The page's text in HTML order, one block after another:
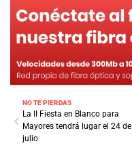
NO TE PIERDAS
La II Fiesta en Blanco para
Mayores tendrá lugar el 24 de
julio